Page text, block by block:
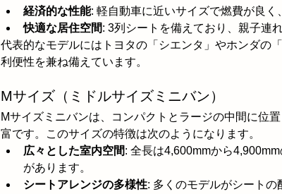
経済的な性能: 軽自動車に近いサイズで燃費が良く
快適な居住空間: 3列シートを備えており、親子連
代表的なモデルにはトヨタの「シエンタ」やホンダの
利便性を兼ね備えています。
Mサイズ（ミドルサイズミニバン）
Mサイズミニバンは、コンパクトとラージの中間に位
富です。このサイズの特徴は次のようになります。
広々とした室内空間: 全長は4,600mmから
があります。
シートアレンジの多様性: 多くのモデルがシート